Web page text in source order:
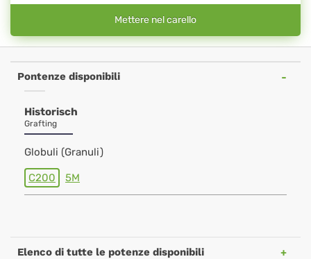
Mettere nel carello
Pontenze disponibili
Historisch
Grafting
Globuli (Granuli)
C200 5M
Elenco di tutte le potenze disponibili